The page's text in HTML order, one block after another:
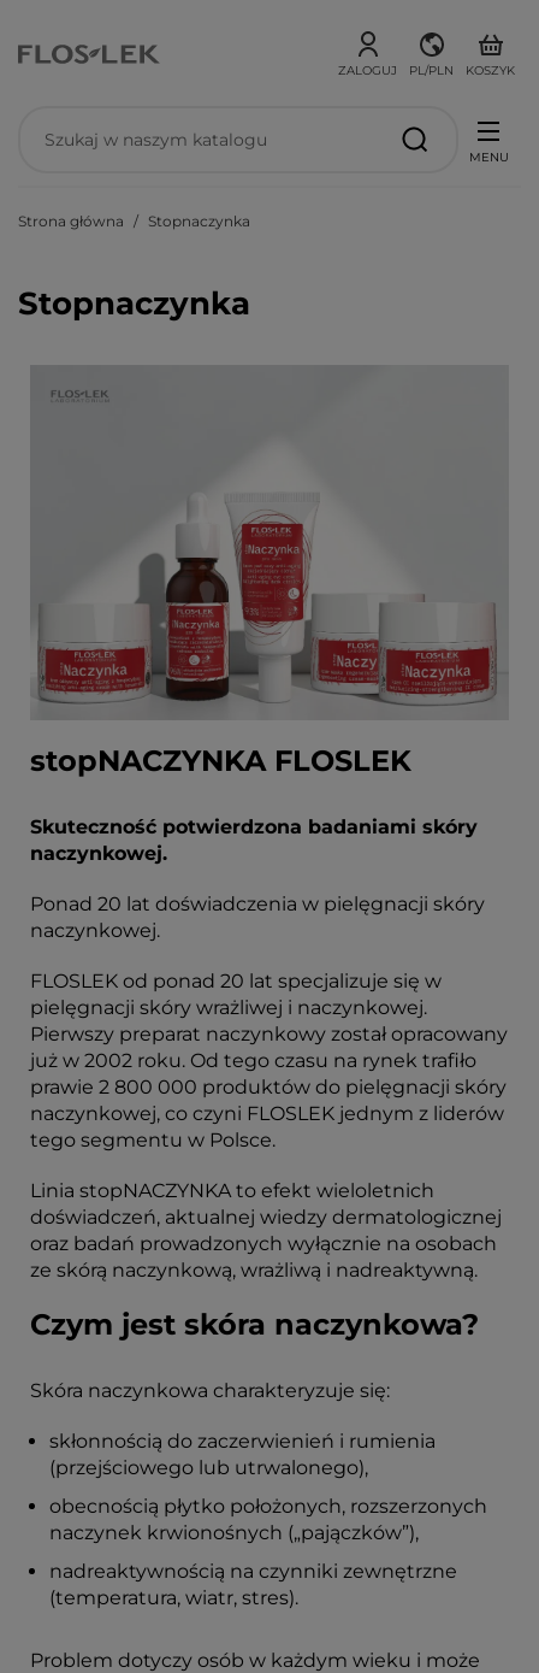
ZALOGUJ PL/PLN KOSZYK
MENU
Strona główna Stopnaczynka
Stopnaczynka
stopNACZYNKA FLOSLEK
Skuteczność potwierdzona badaniami skóry
naczynkowej.
Ponad 20 lat doświadczenia w pielęgnacji skóry
naczynkowej.
FLOSLEK od ponad 20 lat specjalizuje się w
pielęgnacji skóry wrażliwej i naczynkowej.
Pierwszy preparat naczynkowy został opracowany
już w 2002 roku. Od tego czasu na rynek trafiło
prawie 2 800 000 produktów do pielęgnacji skóry
naczynkowej, co czyni FLOSLEK jednym z liderów
tego segmentu w Polsce.
Linia stopNACZYNKA to efekt wieloletnich
doświadczeń, aktualnej wiedzy dermatologicznej
oraz badań prowadzonych wyłącznie na osobach
ze skórą naczynkową, wrażliwą i nadreaktywną.
Czym jest skóra naczynkowa?
Skóra naczynkowa charakteryzuje się:
skłonnością do zaczerwienień i rumienia
(przejściowego lub utrwalonego),
obecnością płytko położonych, rozszerzonych
naczynek krwionośnych („pajączków”),
nadreaktywnością na czynniki zewnętrzne
(temperatura, wiatr, stres).
Problem dotyczy osób w każdym wieku i może